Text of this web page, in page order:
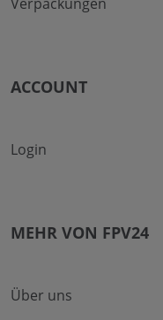
ACCOUNT
Login
MEHR VON FPV24
Über uns